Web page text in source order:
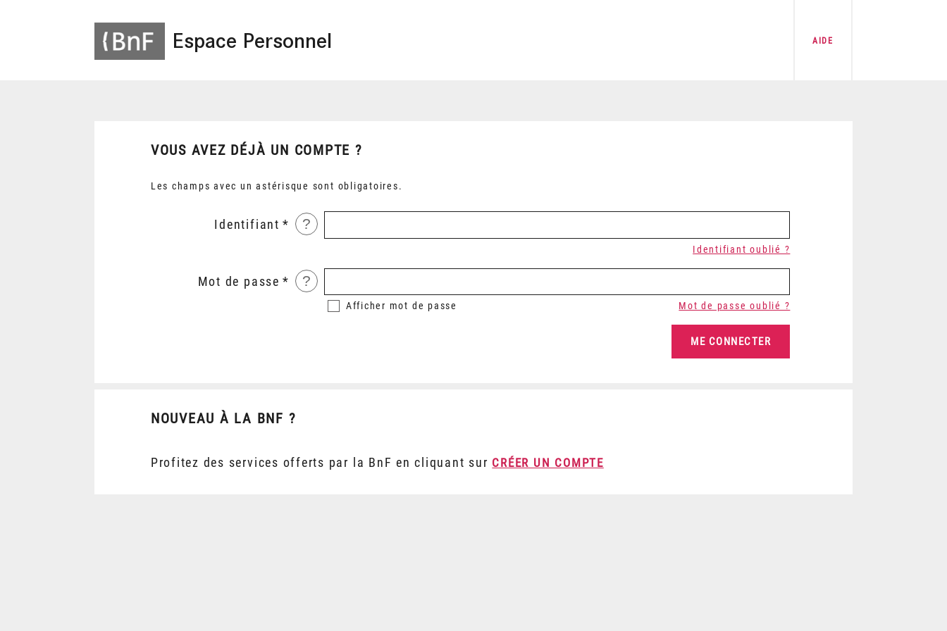
Espace Personnel AIDE
VOUS AVEZ DÉJÀ UN COMPTE ?
Les champs avec un astérisque sont obligatoires.
Identifiant ?
Identifiant oublié ?
Mot de passe ?
Afficher mot de passe Mot de passe oublié ?
NOUVEAU À LA BNF ?
Profitez des services offerts par la BnF en cliquant sur CRÉER UN COMPTE